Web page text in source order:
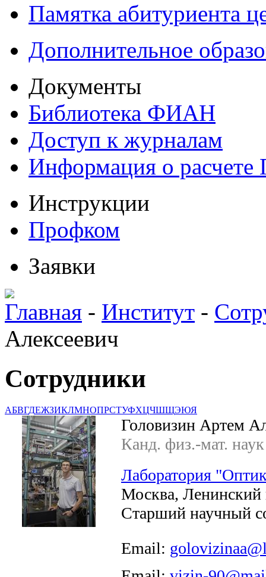
Памятка абитуриента
Дополнительное
Документы
Библиотека ФИАН
Доступ к журналам
Информация о
Инструкции
Профком
Заявки
Главная - Институт -
Алексеевич
Сотрудники
АБВГДЕЖЗИКЛМНОПРСТУФХЦЧШЩЭЮЯ
Головизин Артем
Канд. физ.-мат. наук
Лаборатория
Москва, Ленинский
Старший научный
Email: